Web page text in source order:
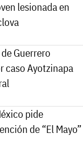
lesionada en
Guerrero
caso Ayotzinapa
pide
de “El Mayo”